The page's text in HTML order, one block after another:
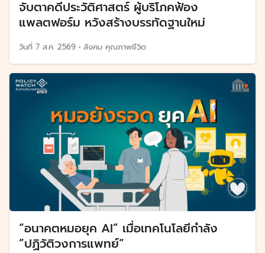
จับตาคดีประวัติศาสตร์ ผู้บริโภคฟ้อง
แพลตฟอร์ม หวังสร้างบรรทัดฐานใหม่
วันที่ 7 ส.ค. 2569 • สังคม คุณภาพชีวิต
“อนาคตหมอยุค AI” เมื่อเทคโนโลยีกำลัง
”ปฏิวัติวงการแพทย์“